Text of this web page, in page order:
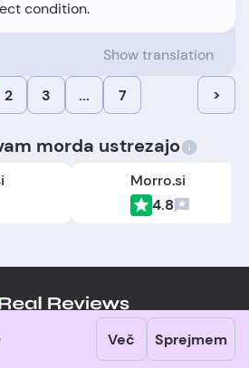
Več Sprejmem
Show translation
2 3 ... 7 >
morda ustrezajo
Morro.si
4.8
SI